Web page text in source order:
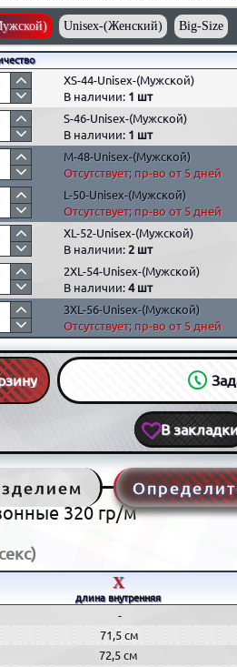
Unisex-(Женский) Big-Size
XS-44-Unisex-(Мужской)
В наличии: 1 шт
S-46-Unisex-(Мужской)
В наличии: 1 шт
M-48-Unisex-(Мужской)
Отсутствует; пр-во от 5 дней
L-50-Unisex-(Мужской)
Отсутствует; пр-во от 5 дней
XL-52-Unisex-(Мужской)
В наличии: 2 шт
2XL-54-Unisex-(Мужской)
В наличии: 4 шт
3XL-56-Unisex-(Мужской)
Отсутствует; пр-во от 5 дней
В
320 гр/м
X
длина внутренняя
-
71,5 см
72,5 см